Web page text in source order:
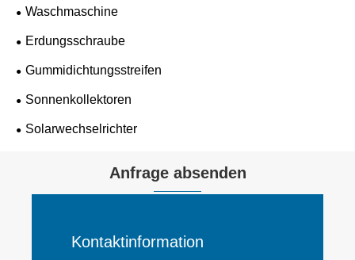
Waschmaschine
Erdungsschraube
Gummidichtungsstreifen
Sonnenkollektoren
Solarwechselrichter
Anfrage absenden
Kontaktinformation